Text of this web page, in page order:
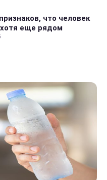
что человек
еще рядом